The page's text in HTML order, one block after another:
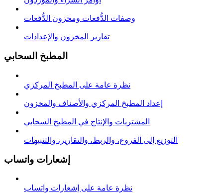
وصفات الدُّفعات ومخزون الدُّفعات
تقارير المخزون والإعدادات
المطبخ السحابي
نظرة عامة على المطبخ المركزي
إعداد المطبخ المركزي والأصناف والمخزون
المشتريات والإنتاج في المطبخ السحابي
التوزيع إلى الفروع، والربط، والتقارير، والتنبيهات
إشعارات واتساب
نظرة عامة على إشعارات واتساب